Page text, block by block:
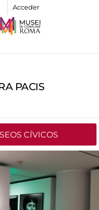
Acceder
PACIS
CÍVICOS